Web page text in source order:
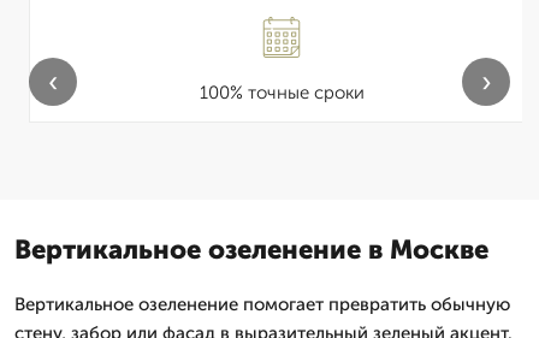
100% точные сроки
‹ ›
Вертикальное озеленение в Москве
Вертикальное озеленение помогает превратить обычную
стену, забор или фасад в выразительный зеленый акцент.